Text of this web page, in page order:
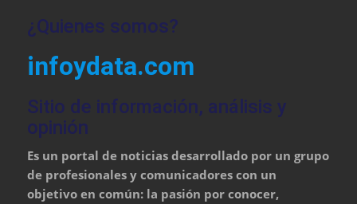
¿Quienes somos?
infoydata.com
Sitio de información, análisis y
opinión
Es un portal de noticias desarrollado por un grupo
de profesionales y comunicadores con un
objetivo en común: la pasión por conocer,